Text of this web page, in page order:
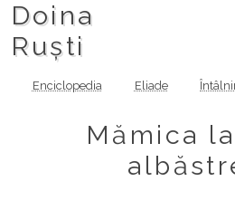
Doina
Ruști
Enciclopedia Eliade
Mămica